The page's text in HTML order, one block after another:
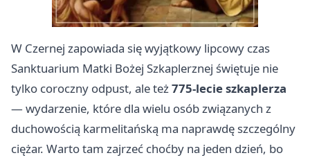
W Czernej zapowiada się wyjątkowy lipcowy czas
Sanktuarium Matki Bożej Szkaplerznej świętuje nie
tylko coroczny odpust, ale też775-lecie szkaplerza
— wydarzenie, które dla wielu osób związanych z
duchowością karmelitańską ma naprawdę szczególny
ciężar. Warto tam zajrzeć choćby na jeden dzień, bo